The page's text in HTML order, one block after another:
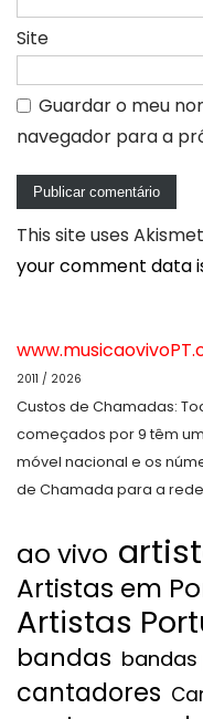
Site
Guardar o meu
navegador para a
This site uses
your comment data
2011 / 2026
Custos de Chamadas:
começados por 9 têm
móvel nacional e os
de Chamada para a
ao vivo
Artistas em
Artistas
bandas
cantadores